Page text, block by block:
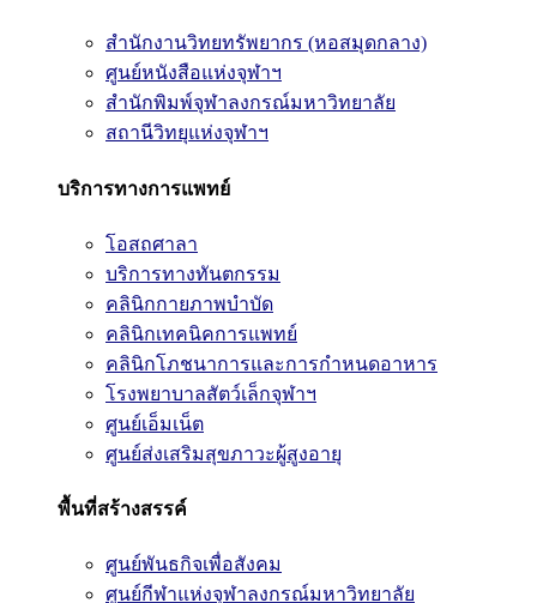
สำนักงานวิทยทรัพยากร (หอสมุดกลาง)
ศูนย์หนังสือแห่งจุฬาฯ
สำนักพิมพ์จุฬาลงกรณ์มหาวิทยาลัย
สถานีวิทยุแห่งจุฬาฯ
บริการทางการแพทย์
โอสถศาลา
บริการทางทันตกรรม
คลินิกกายภาพบำบัด
คลินิกเทคนิคการแพทย์
คลินิกโภชนาการและการกำหนดอาหาร
โรงพยาบาลสัตว์เล็กจุฬาฯ
ศูนย์เอ็มเน็ต
ศูนย์ส่งเสริมสุขภาวะผู้สูงอายุ
พื้นที่สร้างสรรค์
ศูนย์พันธกิจเพื่อสังคม
ศูนย์กีฬาแห่งจุฬาลงกรณ์มหาวิทยาลัย